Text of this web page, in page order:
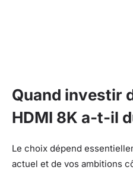
Quand investir
HDMI 8K a-t-il
Le choix dépend
actuel et de vos ambitions